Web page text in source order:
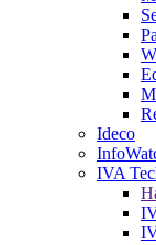
Ideco
IVA